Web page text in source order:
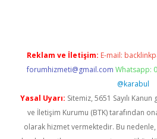
Reklam ve İletişim: E-mail:
forumhizmeti@gmail.com Whatsapp:
@karabul
Yasal Uyarı: Sitemiz, 5651 Sayılı
ve İletişim Kurumu (BTK) tarafından
olarak hizmet vermektedir. Bu